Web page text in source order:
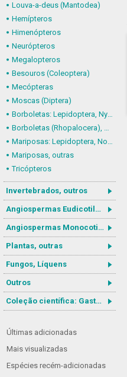
Louva-a-deus (Mantodea)
Hemípteros
Himenópteros
Neurópteros
Megalopteros
Besouros (Coleoptera)
Mecópteras
Moscas (Diptera)
Borboletas: Lepidoptera, Nymphalidae
Borboletas (Rhopalocera), outras
Mariposas: Lepidoptera, Noctuoidea
Mariposas, outras
Tricópteros
Invertebrados, outros
Angiospermas Eudicotiledôneas
Angiospermas Monocotiledôneas
Plantas, outras
Fungos, Líquens
Outros
Coleção científica: Gastrotricha
Últimas adicionadas
Mais visualizadas
Espécies recém-adicionadas